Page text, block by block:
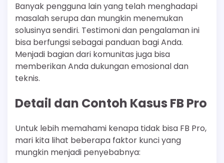
Banyak pengguna lain yang telah menghadapi
masalah serupa dan mungkin menemukan
solusinya sendiri. Testimoni dan pengalaman ini
bisa berfungsi sebagai panduan bagi Anda.
Menjadi bagian dari komunitas juga bisa
memberikan Anda dukungan emosional dan
teknis.
Detail dan Contoh Kasus FB Pro
Untuk lebih memahami kenapa tidak bisa FB Pro,
mari kita lihat beberapa faktor kunci yang
mungkin menjadi penyebabnya: